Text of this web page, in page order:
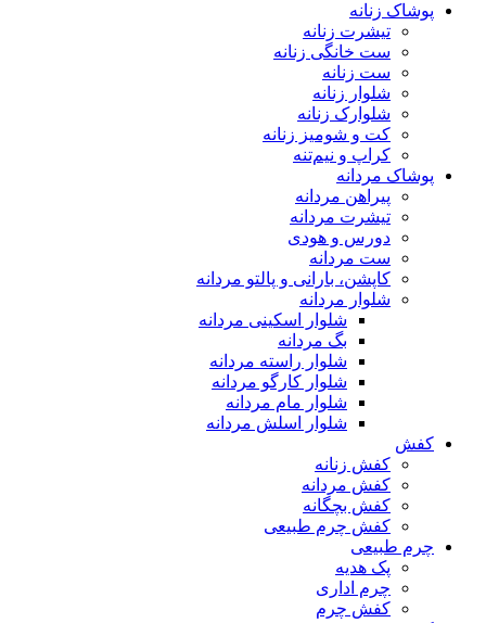
پوشاک زنانه
تیشرت زنانه
ست خانگی زنانه
ست زنانه
شلوار زنانه
شلوارک زنانه
کت و شومیز زنانه
کراپ و نیم‌تنه
پوشاک مردانه
پیراهن مردانه
تیشرت مردانه
دورس و هودی
ست مردانه
کاپشن، بارانی و پالتو مردانه
شلوار مردانه
شلوار اسکینی مردانه
بگ مردانه
شلوار راسته مردانه
شلوار کارگو مردانه
شلوار مام مردانه
شلوار اسلش مردانه
کفش
کفش زنانه
کفش مردانه
کفش بچگانه
کفش چرم طبیعی
چرم طبیعی
پک هدیه
چرم اداری
کفش چرم